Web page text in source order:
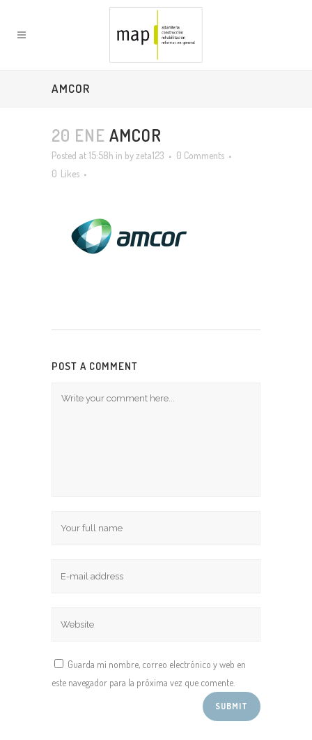
AMCOR
20 ENE AMCOR
Posted at 15:58h in byzeta123
0 Comments
0 Likes
POST A COMMENT
Guarda mi nombre, correo electrónico y web en
este navegador para la próxima vez que comente.